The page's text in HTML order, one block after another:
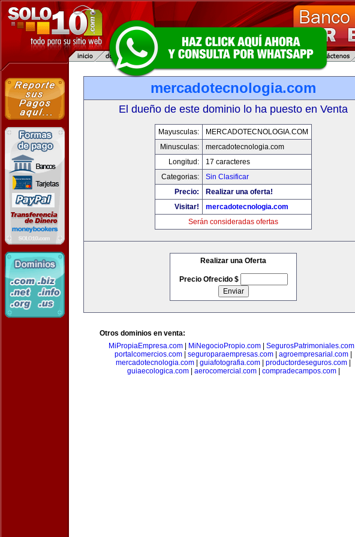
mercadotecnologia.com
El dueño de este dominio lo ha puesto en Venta
Mayusculas:
MERCADOTECNOLOGIA.COM
Minusculas:
mercadotecnologia.com
Longitud:
17 caracteres
Categorias:
Sin Clasificar
Precio:
Realizar una oferta!
Visitar!
mercadotecnologia.com
Serán consideradas ofertas
Realizar una Oferta
Precio Ofrecido $
Otros dominios en venta:
MiPropiaEmpresa.com
MiNegocioPropio.com SegurosPatrimoniales.com
portalcomercios.com
seguroparaempresas.com agroempresarial.com
mercadotecnologia.com
guiafotografia.com productordeseguros.com
guiaecologica.com| aerocomercial.com| compradecampos.com|